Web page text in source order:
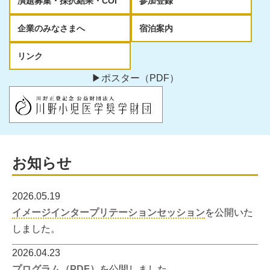
企業のみなさまへ 宿泊案内
リンク
▶ポスター（PDF）
お知らせ
2026.05.19
イメージインタープリテーションセッションを公開いた
しました。
2026.04.23